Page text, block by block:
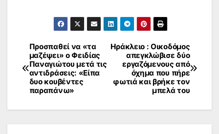
Πλοήγηση
άρθρων
Ηράκλειο : Οικοδόμος
απεγκλώβισε δύο
εργαζόμενους από
όχημα που πήρε
φωτιά και βρήκε τον
μπελά του
Προσπαθεί να «τα
μαζέψει» ο Φειδίας
Παναγιώτου μετά τις
αντιδράσεις: «Είπα
δυο κουβέντες
παραπάνω»